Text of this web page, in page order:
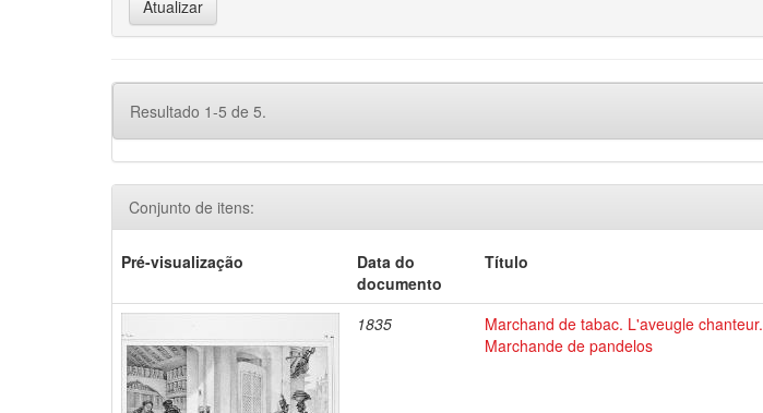
Resultado 1-5 de 5.
Conjunto de itens:
Pré-visualização
Data do
documento
Título
1835
Marchand de tabac. L'aveugle chanteur.
Marchande de pandelos